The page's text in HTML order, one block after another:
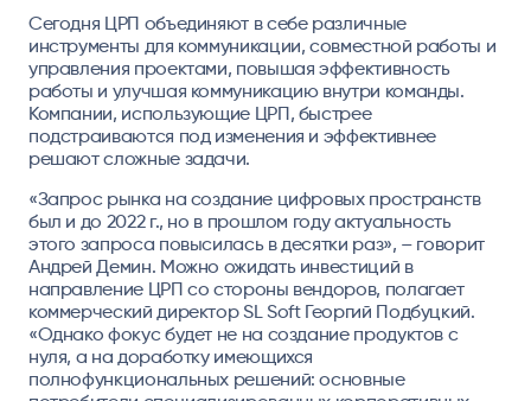
Сегодня ЦРП объединяют в себе различные
инструменты для коммуникации, совместной работы и
управления проектами, повышая эффективность
работы и улучшая коммуникацию внутри команды.
Компании, использующие ЦРП, быстрее
подстраиваются под изменения и эффективнее
решают сложные задачи.
«Запрос рынка на создание цифровых пространств
был и до 2022 г., но в прошлом году актуальность
этого запроса повысилась в десятки раз», – говорит
Андрей Демин. Можно ожидать инвестиций в
направление ЦРП со стороны вендоров, полагает
коммерческий директор SL Soft Георгий Подбуцкий.
«Однако фокус будет не на создание продуктов с
нуля, а на доработку имеющихся
полнофункциональных решений: основные